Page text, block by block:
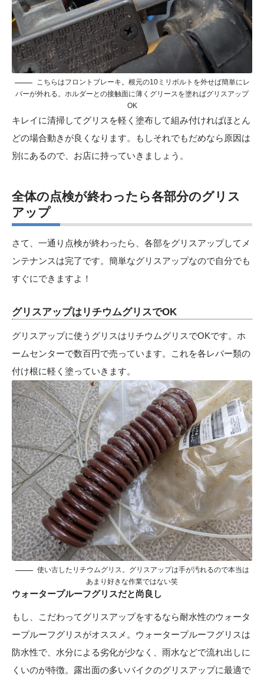
こちらはフロントブレーキ。根元の10ミリボルトを外せば簡単にレ
バーが外れる。ホルダーとの接触面に薄くグリースを塗ればグリスアップ
OK
キレイに清掃してグリスを軽く塗布して組み付ければほとん
どの場合動きが良くなります。もしそれでもだめなら原因は
別にあるので、お店に持っていきましょう。
全体の点検が終わったら各部分のグリス
アップ
さて、一通り点検が終わったら、各部をグリスアップしてメ
ンテナンスは完了です。簡単なグリスアップなので自分でも
すぐにできますよ！
グリスアップはリチウムグリスでOK
グリスアップに使うグリスはリチウムグリスでOKです。ホ
ームセンターで数百円で売っています。これを各レバー類の
付け根に軽く塗っていきます。
使い古したリチウムグリス。グリスアップは手が汚れるので本当は
あまり好きな作業ではない笑
ウォータープルーフグリスだと尚良し
もし、こだわってグリスアップをするなら耐水性のウォータ
ープルーフグリスがオススメ。ウォータープルーフグリスは
防水性で、水分による劣化が少なく、雨水などで流れ出しに
くいのが特徴。露出面の多いバイクのグリスアップに最適で